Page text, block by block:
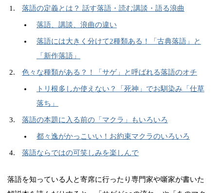
落語の定義とは？ 話す落語・読む講談・語る浪曲
落語、講談、浪曲の違い
落語には大きく分けて2種類ある！「古典落語」と
「新作落語」
色々な種類がある？！「サゲ」と呼ばれる落語のオチ
トリ根多しか使えない？「死神」でお馴染み「仕草
落ち」
落語の本題に入る前の「マクラ」もいろいろ
都々逸がかっこいい！お約束マクラのいろいろ
落語ならではの可笑しみを楽しんで
落語を知っている人と寄席に行ったり専門家や噺家が書いた